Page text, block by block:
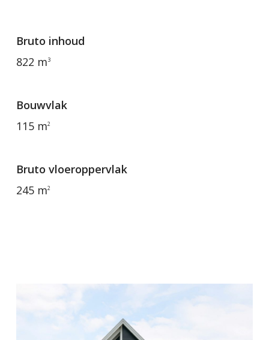
Bruto inhoud
822 m3
Bouwvlak
115 m2
Bruto vloeroppervlak
245 m2